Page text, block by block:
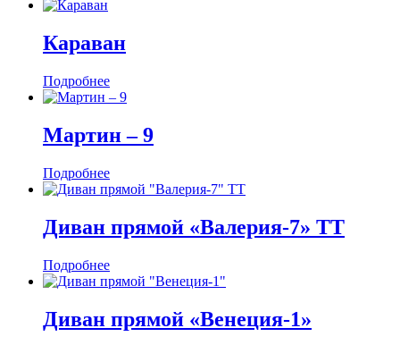
Караван
Подробнее
Мартин ‒ 9
Подробнее
Диван прямой «Валерия-7» ТТ
Подробнее
Диван прямой «Венеция-1»